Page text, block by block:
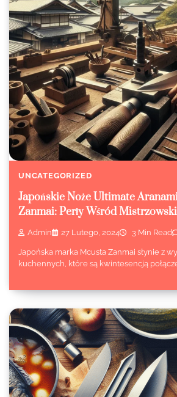
UNCATEGORIZED
Japońskie Noże Ultimate
Zanmai: Perły Wśród
Admin 27 Lutego, 2024 3 Min Read
Japońska marka Mcusta Zanmai słynie z
kuchennych, które są kwintesencją